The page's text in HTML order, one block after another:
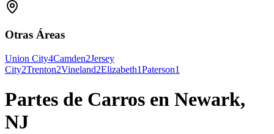
Otras Áreas
Union City4Camden2Jersey
City2Trenton2Vineland2Elizabeth1Paterson1
Partes de Carros en Newark,
NJ